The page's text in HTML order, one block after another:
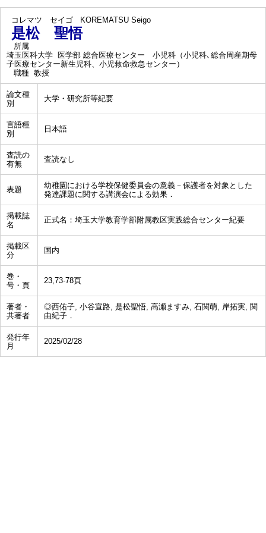
コレマツ セイゴ KOREMATSU Seigo
是松 聖悟
所属
埼玉医科大学 医学部 総合医療センター 小児科（小児科､総合周産期母
子医療センター新生児科、小児救命救急センター）
職種 教授
論文種
別
大学・研究所等紀要
言語種
別
日本語
査読の
有無
査読なし
表題
幼稚園における学校保健委員会の意義－保護者を対象とした
発達課題に関する講演会による効果．
掲載誌
名
正式名：埼玉大学教育学部附属教区実践総合センター紀要
掲載区
分
国内
巻・
号・頁
23,73-78頁
著者・
共著者
◎西佑子, 小谷宣路, 是松聖悟, 高瀬ますみ, 石関萌, 岸拓実, 関
由紀子．
発行年
月
2025/02/28